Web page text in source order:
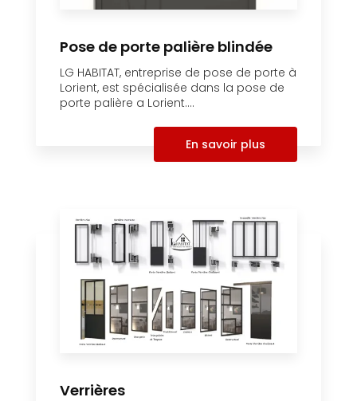
Pose de porte palière blindée
LG HABITAT, entreprise de pose de porte à
Lorient, est spécialisée dans la pose de
porte palière a Lorient....
En savoir plus
Verrières